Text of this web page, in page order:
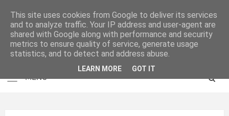
This site uses cookies from Google to deliver its services
and to analyze traffic. Your IP address and user-agent are
shared with Google along with performance and security
metrics to ensure quality of service, generate usage
statistics, and to detect and address abuse.
LEARN MORE GOT IT